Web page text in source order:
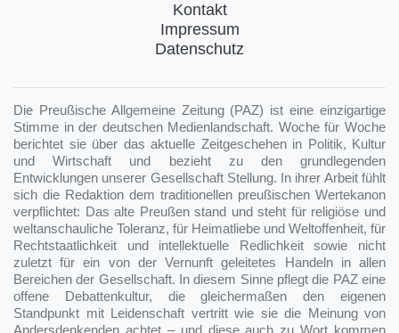
Kontakt
Impressum
Datenschutz
Die Preußische Allgemeine Zeitung (PAZ) ist eine einzigartige
Stimme in der deutschen Medienlandschaft. Woche für Woche
berichtet sie über das aktuelle Zeitgeschehen in Politik, Kultur
und Wirtschaft und bezieht zu den grundlegenden
Entwicklungen unserer Gesellschaft Stellung. In ihrer Arbeit fühlt
sich die Redaktion dem traditionellen preußischen Wertekanon
verpflichtet: Das alte Preußen stand und steht für religiöse und
weltanschauliche Toleranz, für Heimatliebe und Weltoffenheit, für
Rechtstaatlichkeit und intellektuelle Redlichkeit sowie nicht
zuletzt für ein von der Vernunft geleitetes Handeln in allen
Bereichen der Gesellschaft. In diesem Sinne pflegt die PAZ eine
offene Debattenkultur, die gleichermaßen den eigenen
Standpunkt mit Leidenschaft vertritt wie sie die Meinung von